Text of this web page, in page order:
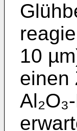
10
einen